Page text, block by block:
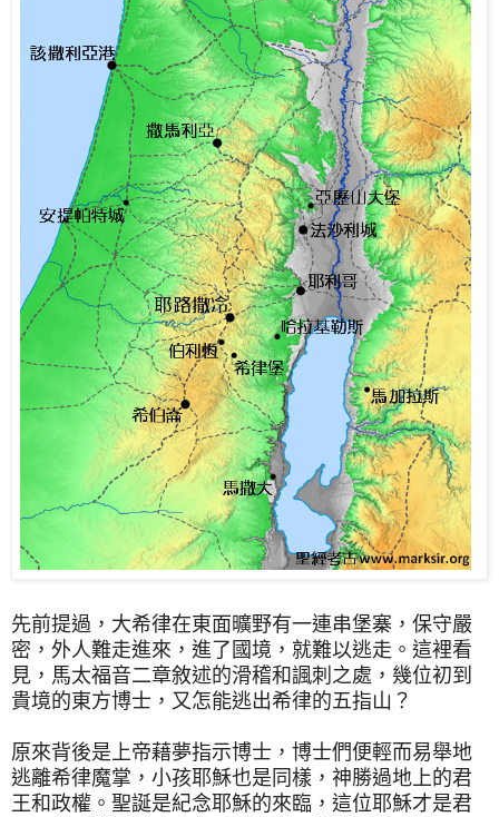
先前提過，大希律在東面曠野有一連串堡寨，保守嚴
密，外人難走進來，進了國境，就難以逃走。這裡看
見，馬太福音二章敘述的滑稽和諷刺之處，幾位初到
貴境的東方博士，又怎能逃出希律的五指山？
原來背後是上帝藉夢指示博士，博士們便輕而易舉地
逃離希律魔掌，小孩耶穌也是同樣，神勝過地上的君
王和政權。聖誕是紀念耶穌的來臨，這位耶穌才是君